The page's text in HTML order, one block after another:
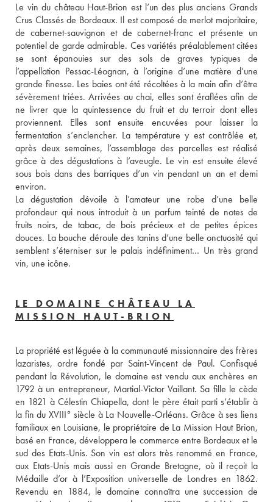
Le vin du château Haut-Brion est l’un des plus anciens Grands
Crus Classés de Bordeaux. Il est composé de merlot majoritaire,
de cabernet-sauvignon et de cabernet-franc et présente un
potentiel de garde admirable. Ces variétés préalablement citées
se sont épanouies sur des sols de graves typiques de
l’appellation Pessac-Léognan, à l’origine d’une matière d’une
grande finesse. Les baies ont été récoltées à la main afin d’être
sévèrement triées. Arrivées au chai, elles sont éraflées afin de
ne livrer que la quintessence du fruit et du terroir dont elles
proviennent. Elles sont ensuite encuvées pour laisser la
fermentation s’enclencher. La température y est contrôlée et,
après deux semaines, l’assemblage des parcelles est réalisé
grâce à des dégustations à l’aveugle. Le vin est ensuite élevé
sous bois dans des barriques d’un vin pendant un an et demi
environ.
La dégustation dévoile à l’amateur une robe d’une belle
profondeur qui nous introduit à un parfum teinté de notes de
fruits noirs, de tabac, de bois précieux et de petites épices
douces. La bouche déroule des tanins d’une belle onctuosité qui
semblent s’éterniser sur le palais indéfiniment… Un très grand
vin, une icône.
LE DOMAINE CHÂTEAU LA
MISSION HAUT-BRION
La propriété est léguée à la communauté missionnaire des frères
lazaristes, ordre fondé par Saint-Vincent de Paul. Confisqué
pendant la Révolution, le domaine est vendu aux enchères en
1792 à un entrepreneur, Martial-Victor Vaillant. Sa fille le cède
en 1821 à Célestin Chiapella, dont le père était parti s’établir à
la fin du XVIII° siècle à La Nouvelle-Orléans. Grâce à ses liens
familiaux en Louisiane, le propriétaire de La Mission Haut Brion,
basé en France, développera le commerce entre Bordeaux et le
sud des Etats-Unis. Son vin est alors très renommé en France,
aux Etats-Unis mais aussi en Grande Bretagne, où il reçoit la
Médaille d’or à l’Exposition universelle de Londres en 1862.
Revendu en 1884, le domaine connaîtra une succession de